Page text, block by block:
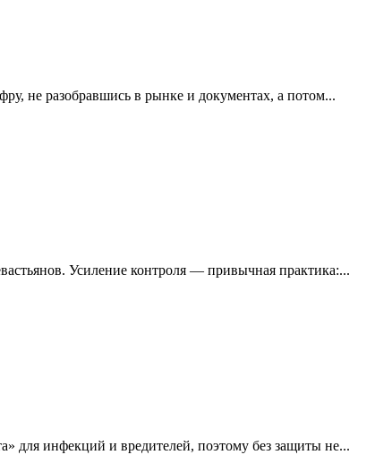
не разобравшись в рынке и документах, а потом...
Усиление контроля — привычная практика:...
для инфекций и вредителей, поэтому без защиты не...